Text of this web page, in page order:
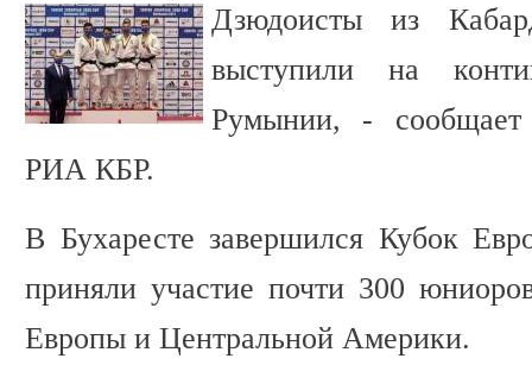
Дзюдоисты из
выступили на
Румынии, - сообщает
РИА КБР.
В Бухаресте завершился Кубок
приняли участие почти 300
Европы и Центральной Америки.